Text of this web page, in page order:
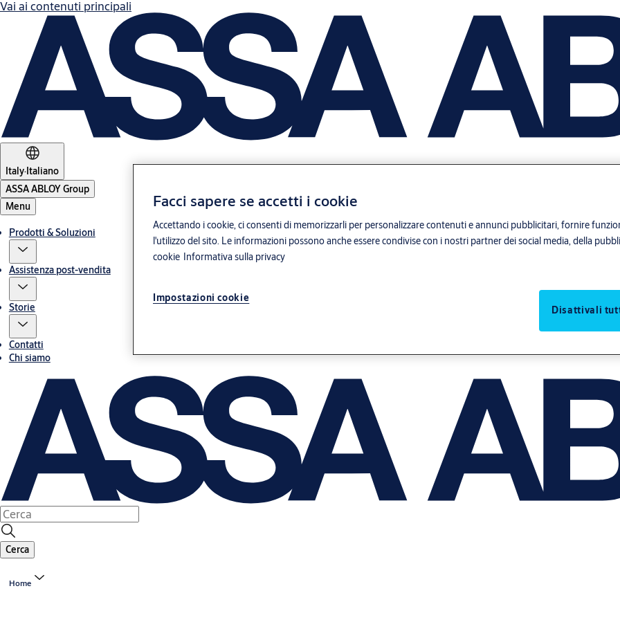
Vai ai contenuti principali
Italy·Italiano
ASSA ABLOY Group
Menu
Prodotti & Soluzioni
Assistenza post-vendita
Storie
Contatti
Chi siamo
Cerca
Home
Facci sapere se accetti i cookie
Accettando i cookie, ci consenti di memorizzarli per personalizzare contenuti e annunci pubblicitari, fornire
l'utilizzo del sito. Le informazioni possono anche essere condivise con i nostri partner dei social media, della
cookie Informativa sulla privacy
Impostazioni cookie
Disattivali